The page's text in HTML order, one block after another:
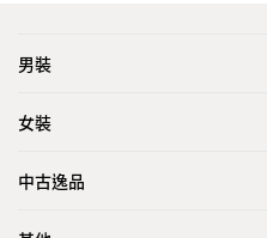
男裝
女裝
中古逸品